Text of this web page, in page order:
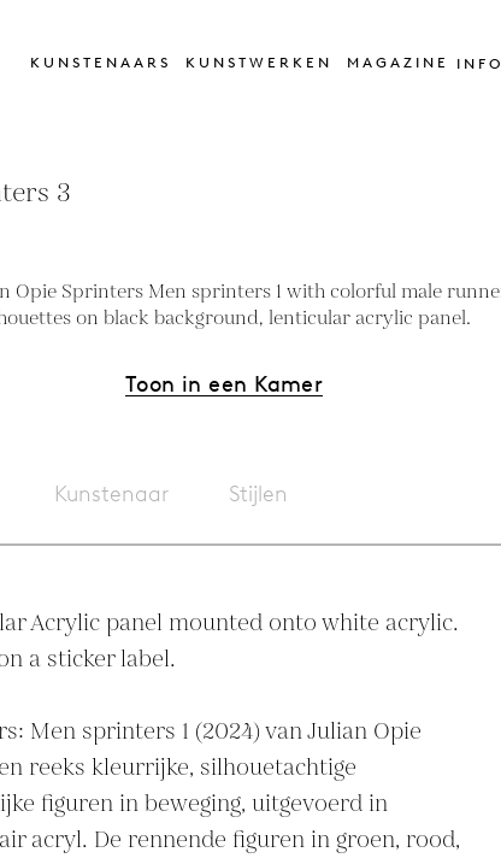
KUNSTENAARS KUNSTWERKEN MAGAZINE INFO
3
Toon in een Kamer
Kunstenaar Stijlen
Acrylic panel mounted onto white acrylic.
a sticker label.
Men sprinters 1 (2024) van Julian Opie
reeks kleurrijke, silhouetachtige
figuren in beweging, uitgevoerd in
acryl. De rennende figuren in groen, rood,